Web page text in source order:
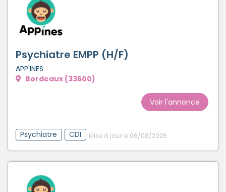
Psychiatre EMPP (H/F)
APP'INES
Bordeaux (33600)
Voir l'annonce
Psychiatre CDI Mise à jour le 06/08/2026